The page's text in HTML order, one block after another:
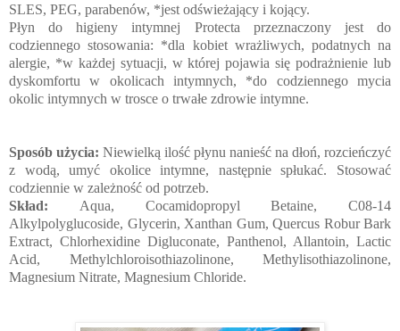
SLES, PEG, parabenów, *jest odświeżający i kojący.
Płyn do higieny intymnej Protecta przeznaczony jest do
codziennego stosowania: *dla kobiet wrażliwych, podatnych na
alergie, *w każdej sytuacji, w której pojawia się podrażnienie lub
dyskomfortu w okolicach intymnych, *do codziennego mycia
okolic intymnych w trosce o trwałe zdrowie intymne.
Sposób użycia: Niewielką ilość płynu nanieść na dłoń, rozcieńczyć
z wodą, umyć okolice intymne, następnie spłukać. Stosować
codziennie w zależność od potrzeb.
Skład: Aqua, Cocamidopropyl Betaine, C08-14
Alkylpolyglucoside, Glycerin, Xanthan Gum, Quercus Robur Bark
Extract, Chlorhexidine Digluconate, Panthenol, Allantoin, Lactic
Acid, Methylchloroisothiazolinone, Methylisothiazolinone,
Magnesium Nitrate, Magnesium Chloride.